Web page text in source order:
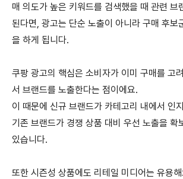
매 의도가 높은 키워드를 검색했을 때 관련 브
된다면 광고는 단순 노출이 아니라 구매 후보
을 하게 됩니다.
쿠팡 광고의 핵심은 소비자가 이미 구매를 고
서 브랜드를 노출한다는 점이에요.
이 때문에 신규 브랜드가 카테고리 내에서 인
기존 브랜드가 경쟁 상품 대비 우선 노출을 확
있습니다.
또한 시즌성 상품에도 리테일 미디어는 유용